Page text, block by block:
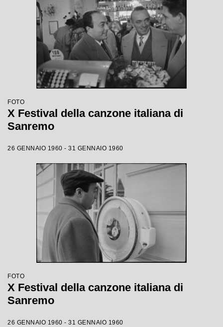
FOTO
X Festival della canzone italiana di
Sanremo
26 GENNAIO 1960 - 31 GENNAIO 1960
FOTO
X Festival della canzone italiana di
Sanremo
26 GENNAIO 1960 - 31 GENNAIO 1960